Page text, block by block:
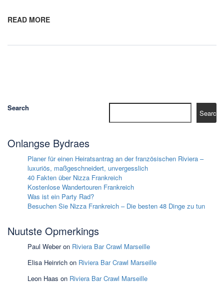
READ MORE
Search
Search
Onlangse Bydraes
Planer für einen Heiratsantrag an der französischen Riviera –
luxuriös, maßgeschneidert, unvergesslich
40 Fakten über Nizza Frankreich
Kostenlose Wandertouren Frankreich
Was ist ein Party Rad?
Besuchen Sie Nizza Frankreich – Die besten 48 Dinge zu tun
Nuutste Opmerkings
Paul Weberon Riviera Bar Crawl Marseille
Elisa Heinrich on Riviera Bar Crawl Marseille
Leon Haas on Riviera Bar Crawl Marseille